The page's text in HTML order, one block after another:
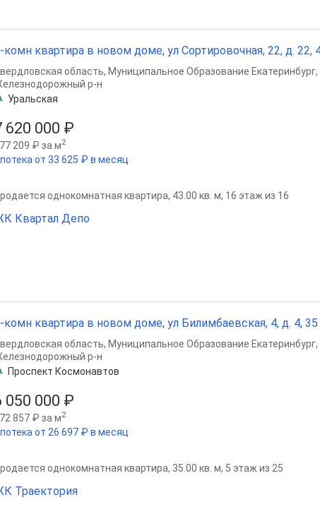
комн квартира в новом доме, ул Сортировочная, 22, д. 22,
620 000 ₽
209 ₽ за м2
от 33 625 ₽ в месяц
область, Муниципальное Образование Екатеринбург,
р-н
Уральская
однокомнатная квартира, 43.00 кв. м, 16 этаж из 16
Квартал Депо
комн квартира в новом доме, ул Билимбаевская, 4, д. 4, 35
050 000 ₽
857 ₽ за м2
от 26 697 ₽ в месяц
область, Муниципальное Образование Екатеринбург,
р-н
Проспект Космонавтов
однокомнатная квартира, 35.00 кв. м, 5 этаж из 25
Траектория